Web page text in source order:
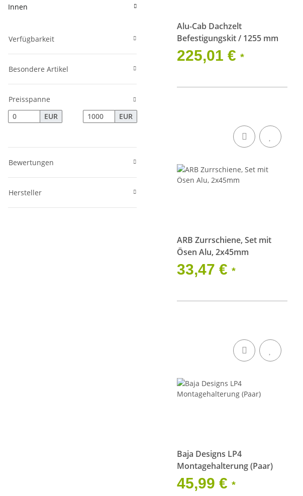
Alu-Cab Dachzelt
Befestigungskit / 1255 mm
225,01 € *
ARB Zurrschiene, Set mit
Ösen Alu, 2x45mm
33,47 € *
Baja Designs LP4
Montagehalterung (Paar)
45,99 € *
Innen
Verfügbarkeit
Besondere Artikel
Preisspanne
EUR
EUR
Bewertungen
Hersteller